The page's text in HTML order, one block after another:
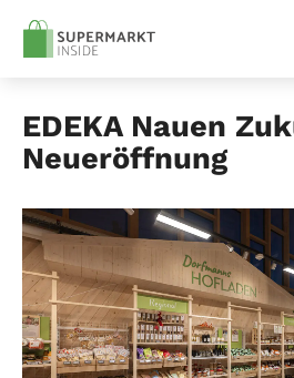
EDEKA Nauen
Neueröffnung